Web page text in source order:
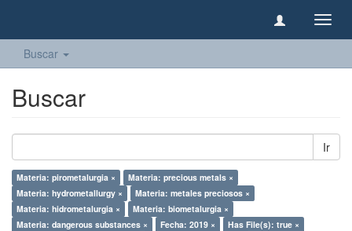
Buscar
Buscar
Ir
Materia: pirometalurgia ×
Materia: precious metals ×
Materia: hydrometallurgy ×
Materia: metales preciosos ×
Materia: hidrometalurgia ×
Materia: biometalurgia ×
Materia: dangerous substances ×
Fecha: 2019 ×
Has File(s): true ×